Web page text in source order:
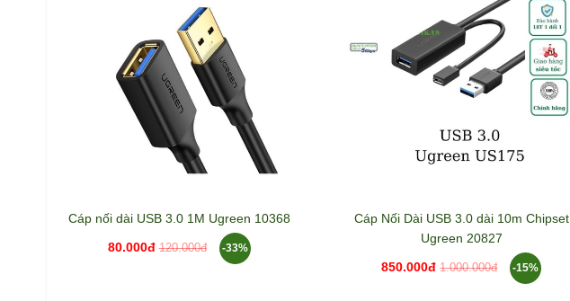
Cáp nối dài USB 3.0 1M Ugreen 10368
80.000đ 120.000đ -33%
Cáp Nối Dài USB 3.0 dài 10m Chipset
Ugreen 20827
850.000đ 1.000.000đ -15%